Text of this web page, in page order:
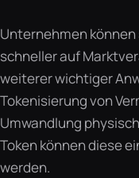
Unternehmen
schneller auf
weiterer wichtiger
Tokenisierung von
Umwandlung
Token können diese
werden.